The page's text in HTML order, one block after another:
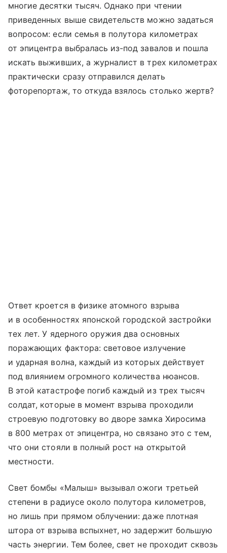
многие десятки тысяч. Однако при чтении
приведенных выше свидетельств можно задаться
вопросом: если семья в полутора километрах
от эпицентра выбралась из-под завалов и пошла
искать выживших, а журналист в трех километрах
практически сразу отправился делать
фоторепортаж, то откуда взялось столько жертв?
Ответ кроется в физике атомного взрыва
и в особенностях японской городской застройки
тех лет. У ядерного оружия два основных
поражающих фактора: световое излучение
и ударная волна, каждый из которых действует
под влиянием огромного количества нюансов.
В этой катастрофе погиб каждый из трех тысяч
солдат, которые в момент взрыва проходили
строевую подготовку во дворе замка Хиросима
в 800 метрах от эпицентра, но связано это с тем,
что они стояли в полный рост на открытой
местности.
Свет бомбы «Малыш» вызывал ожоги третьей
степени в радиусе около полутора километров,
но лишь при прямом облучении: даже плотная
штора от взрыва вспыхнет, но задержит большую
часть энергии. Тем более, свет не проходит сквозь